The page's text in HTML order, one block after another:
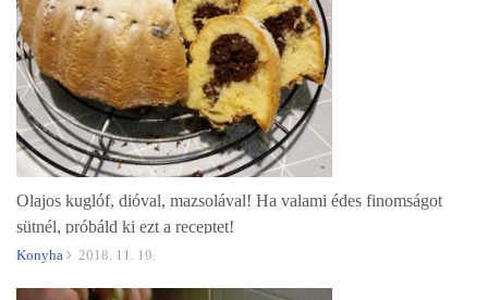
Olajos kuglóf, dióval, mazsolával! Ha valami édes finomságot
sütnél, próbáld ki ezt a receptet!
Konyha 2018. 11. 19.